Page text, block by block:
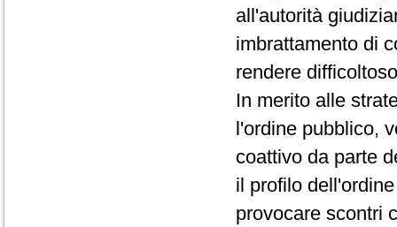
all'autorità
imbrattamento di
rendere
In merito alle
l'ordine pubblico,
coattivo da parte
il profilo
provocare scontri